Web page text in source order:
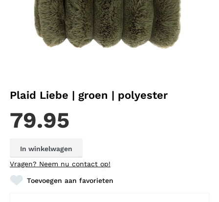
Plaid Liebe | groen | polyester
79.95
In winkelwagen
Vragen? Neem nu contact op!
Toevoegen aan favorieten